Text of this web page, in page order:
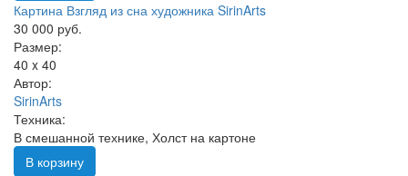
Картина Взгляд из сна художника SirinArts
30 000 руб.
Размер:
40 x 40
Автор:
SirinArts
Техника:
В смешанной технике, Холст на картоне
В корзину